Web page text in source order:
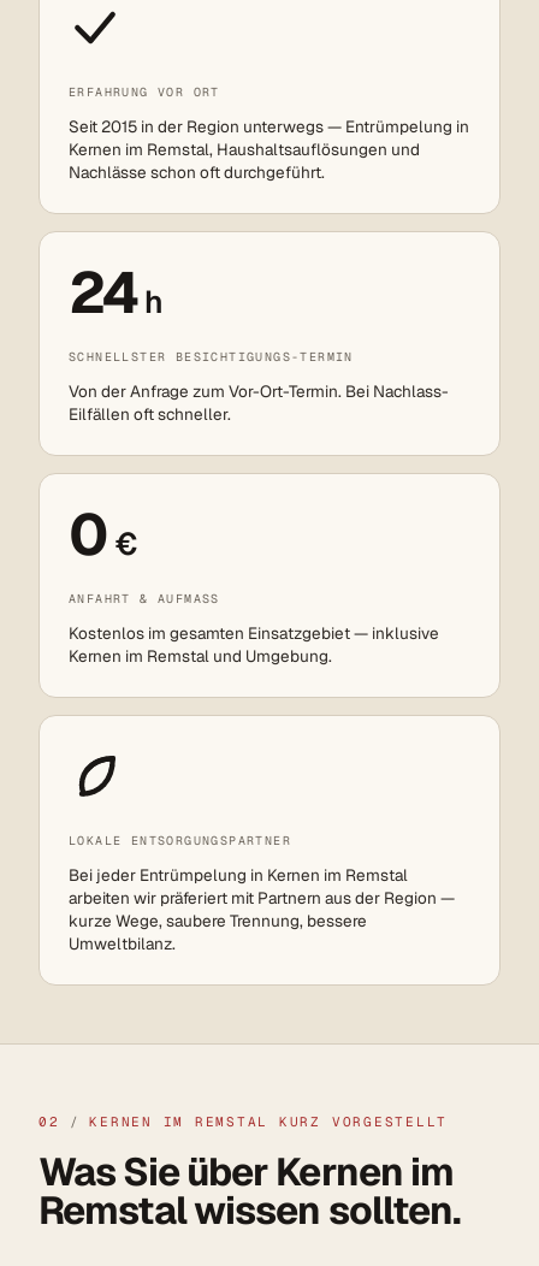
ERFAHRUNG VOR ORT
Seit 2015 in der Region unterwegs — Entrümpelung in
Kernen im Remstal, Haushaltsauflösungen und
Nachlässe schon oft durchgeführt.
24h
SCHNELLSTER BESICHTIGUNGS-TERMIN
Von der Anfrage zum Vor-Ort-Termin. Bei Nachlass-
Eilfällen oft schneller.
0 €
ANFAHRT & AUFMASS
Kostenlos im gesamten Einsatzgebiet — inklusive
Kernen im Remstal und Umgebung.
LOKALE ENTSORGUNGSPARTNER
Bei jeder Entrümpelung in Kernen im Remstal
arbeiten wir präferiert mit Partnern aus der Region —
kurze Wege, saubere Trennung, bessere
Umweltbilanz.
02 / KERNEN IM REMSTAL KURZ VORGESTELLT
Was Sie über Kernen im
Remstal wissen sollten.